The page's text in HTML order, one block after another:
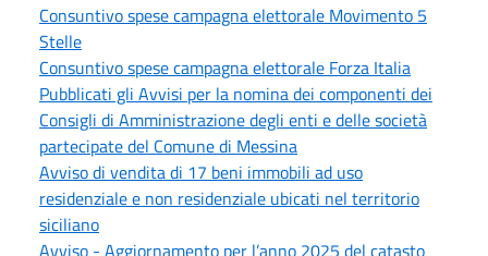
Consuntivo spese campagna elettorale Movimento 5
Stelle
Consuntivo spese campagna elettorale Forza Italia
Pubblicati gli Avvisi per la nomina dei componenti dei
Consigli di Amministrazione degli enti e delle società
partecipate del Comune di Messina
Avviso di vendita di 17 beni immobili ad uso
residenziale e non residenziale ubicati nel territorio
siciliano
Avviso - Aggiornamento per l’anno 2025 del catasto